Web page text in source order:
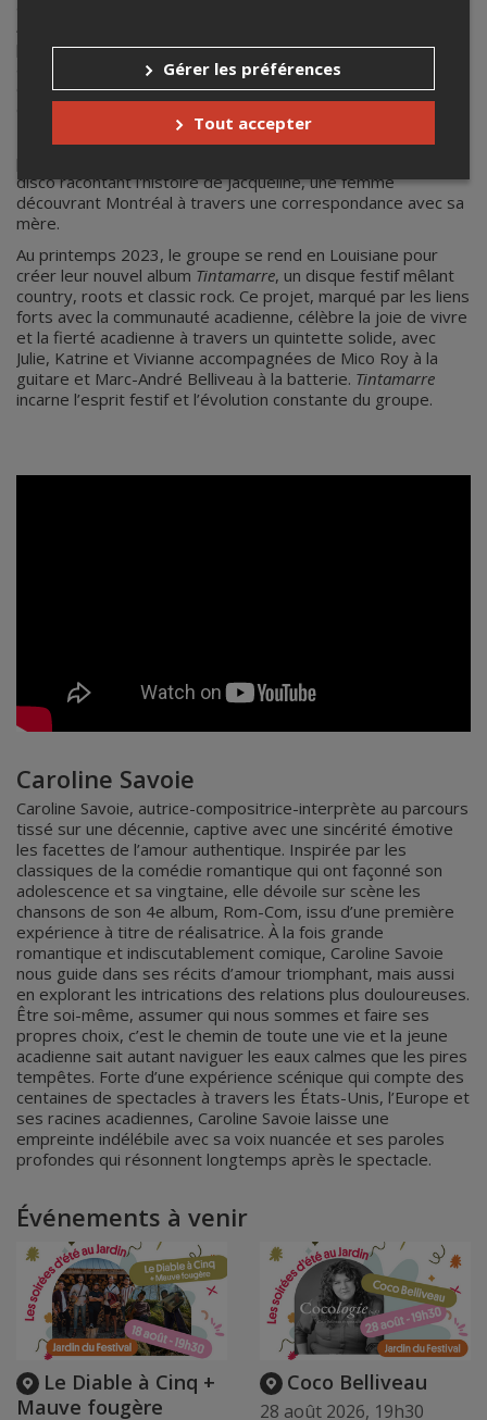
homesick heart
plus contemporain, marqué par leur hitFil de téléphone. Deux
4ième dimension(version longue) (2016)
explore les sonorités rock des années 70 et les ballades
En 2020, inspirées par une découverte fortuite de cartes
disco racontant l'histoire de Jacqueline, une femme
découvrant Montréal à travers une correspondance avec sa
mère.
Au printemps 2023, le groupe se rend en Louisiane pour
créer leur nouvel album Tintamarre, un disque festif mêlant
country, roots et classic rock. Ce projet, marqué par les liens
forts avec la communauté acadienne, célèbre la joie de vivre
et la fierté acadienne à travers un quintette solide, avec
Julie, Katrine et Vivianne accompagnées de Mico Roy à la
guitare et Marc-André Belliveau à la batterie. Tintamarre
incarne l’esprit festif et l’évolution constante du groupe.
Caroline Savoie
Caroline Savoie, autrice-compositrice-interprète au parcours
tissé sur une décennie, captive avec une sincérité émotive
les facettes de l’amour authentique. Inspirée par les
classiques de la comédie romantique qui ont façonné son
adolescence et sa vingtaine, elle dévoile sur scène les
chansons de son 4e album, Rom-Com, issu d’une première
expérience à titre de réalisatrice. À la fois grande
romantique et indiscutablement comique, Caroline Savoie
nous guide dans ses récits d’amour triomphant, mais aussi
en explorant les intrications des relations plus douloureuses.
Être soi-même, assumer qui nous sommes et faire ses
propres choix, c’est le chemin de toute une vie et la jeune
acadienne sait autant naviguer les eaux calmes que les pires
tempêtes. Forte d’une expérience scénique qui compte des
centaines de spectacles à travers les États-Unis, l’Europe et
ses racines acadiennes, Caroline Savoie laisse une
empreinte indélébile avec sa voix nuancée et ses paroles
profondes qui résonnent longtemps après le spectacle.‌
Événements à venir
Le Diable à Cinq +
Mauve fougère
Coco Belliveau
28 août 2026, 19h30
Gérer les préférences
Tout accepter